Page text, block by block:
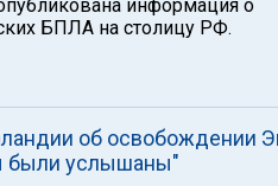
информация о
БПЛА на столицу РФ.
об освобождении
были услышаны"